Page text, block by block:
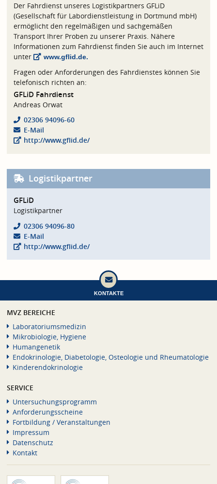
Der Fahrdienst unseres Logistikpartners GFLiD
(Gesellschaft für Labordienstleistung in Dortmund mbH)
ermöglicht den regelmäßigen und sachgemäßen
Transport Ihrer Proben zu unserer Praxis. Nähere
Informationen zum Fahrdienst finden Sie auch im Internet
unter
www.gflid.de.
Fragen oder Anforderungen des Fahrdienstes können Sie
telefonisch richten an:
GFLiD Fahrdienst
Andreas Orwat
02306 94096-60
E-Mail
http://www.gflid.de/
Logistikpartner
GFLiD
Logistikpartner
02306 94096-80
E-Mail
http://www.gflid.de/
KONTAKTE
MVZ BEREICHE
Laboratoriumsmedizin
Mikrobiologie, Hygiene
Humangenetik
Endokrinologie, Diabetologie, Osteologie und Rheumatologie
Kinderendokrinologie
SERVICE
Untersuchungsprogramm
Anforderungsscheine
Fortbildung / Veranstaltungen
Impressum
Datenschutz
Kontakt